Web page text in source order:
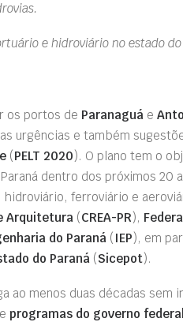
e hidroviário no estado
os portos de Paranaguá e
urgências e também
(PELT 2020). O plano tem o
dentro dos próximos 20
hidroviário, ferroviário e
Arquitetura (CREA-PR),
do Paraná ( IEP), em
do Paraná (Sicepot).
ao menos duas décadas
programas do governo federal